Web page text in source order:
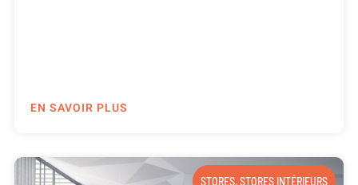
EN SAVOIR PLUS
STORES,STORES INTÉRIEURS